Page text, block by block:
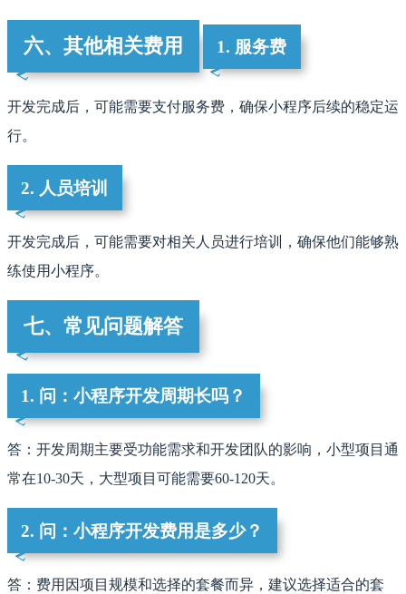
六、其他相关费用 1. 服务费
开发完成后，可能需要支付服务费，确保小程序后续的稳定运
行。
2. 人员培训
开发完成后，可能需要对相关人员进行培训，确保他们能够熟
练使用小程序。
七、常见问题解答
1. 问：小程序开发周期长吗？
答：开发周期主要受功能需求和开发团队的影响，小型项目通
常在10-30天，大型项目可能需要60-120天。
2. 问：小程序开发费用是多少？
答：费用因项目规模和选择的套餐而异，建议选择适合的套